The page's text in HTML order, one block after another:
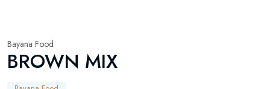
Bayana Food
BROWN MIX